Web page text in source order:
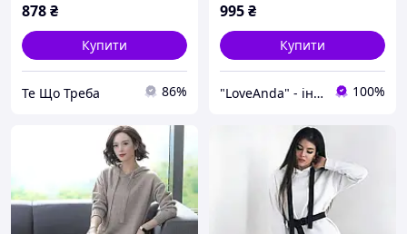
878₴
Купити
Те Що Треба 86%
995₴
Купити
"LoveAnda" - інтернет-магазин одягу та аксесуарів 100%